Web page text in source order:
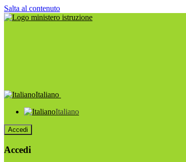
Salta al contenuto
Italiano
Italiano
Accedi
Accedi